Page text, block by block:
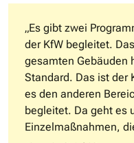
„Es gibt zwei
der KfW begleitet.
gesamten Gebäuden
Standard. Das ist der
es den anderen
begleitet. Da geht es
Einzelmaßnahmen,